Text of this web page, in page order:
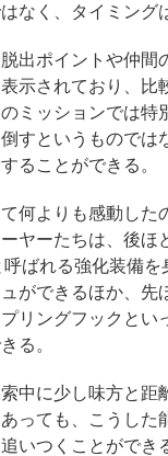
なく、タイミング
出ポイントや仲間
示されており、比
ミッションでは特
すというものでは
ることができる。
何よりも感動した
ヤーたちは、後ほ
呼ばれる強化装備
ができるほか、先
リングフックとい
る。
中に少し味方と距
っても、こうした
いつくことができ